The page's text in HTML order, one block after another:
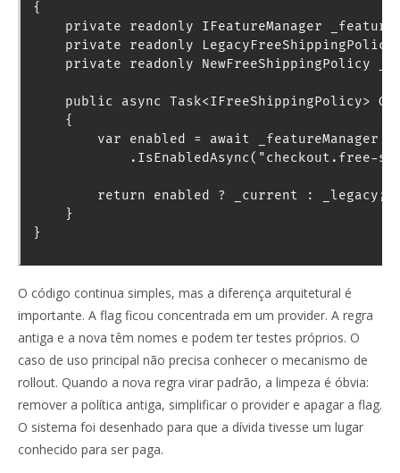
{
private readonly IFeatureManager
private readonly LegacyFreeShippingPolicy
private readonly NewFreeShippingPolicy
public async Task<IFreeShippingPolicy>
    {
        var enabled = await _featureManager
.IsEnabledAsync("checkout.free-
        return enabled ? _current : _legacy;
    }
O código continua simples, mas a diferença arquitetural é
importante. A flag ficou concentrada em um provider. A regra
antiga e a nova têm nomes e podem ter testes próprios. O
caso de uso principal não precisa conhecer o mecanismo de
rollout. Quando a nova regra virar padrão, a limpeza é óbvia:
remover a política antiga, simplificar o provider e apagar a flag.
O sistema foi desenhado para que a dívida tivesse um lugar
conhecido para ser paga.